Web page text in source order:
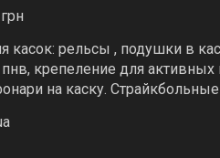
касок: рельсы , подушки в
пнв, крепеление для
на каску.